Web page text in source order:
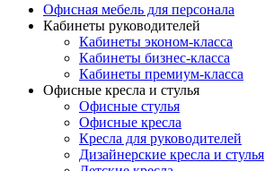
Офисная мебель для персонала
Кабинеты руководителей
Кабинеты эконом-класса
Кабинеты бизнес-класса
Кабинеты премиум-класса
Офисные кресла и стулья
Офисные стулья
Офисные кресла
Кресла для руководителей
Дизайнерские кресла и стулья